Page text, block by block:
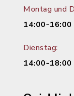
Montag und
14:00-16:00
Dienstag:
14:00-18:00